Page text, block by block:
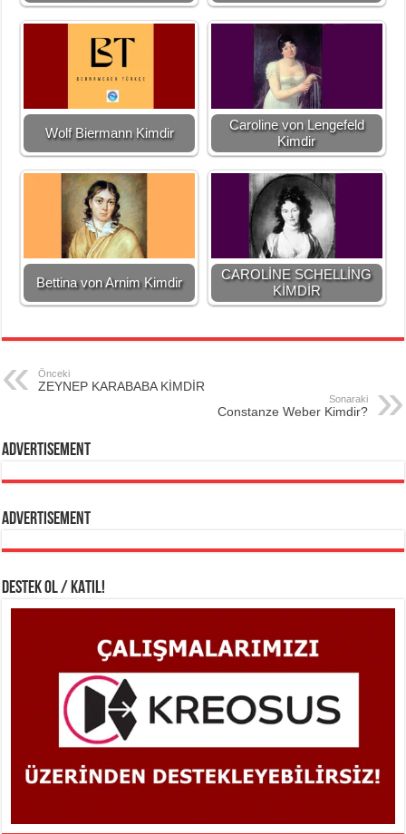
Wolf Biermann Kimdir
Caroline von Lengefeld
Kimdir
Bettina von Arnim Kimdir
CAROLİNE SCHELLİNG
KİMDİR
Önceki
ZEYNEP KARABABA KİMDİR
Sonaraki
Constanze Weber Kimdir?
Advertisement
Advertisement
DESTEK OL / KATIL!